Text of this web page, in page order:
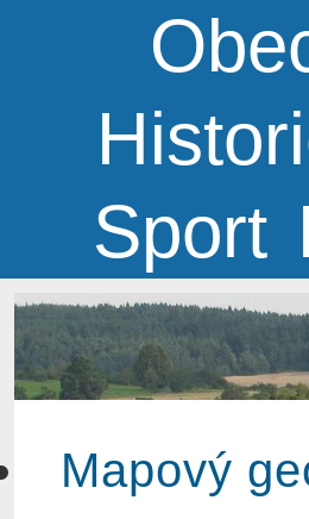
Sport
Mapový